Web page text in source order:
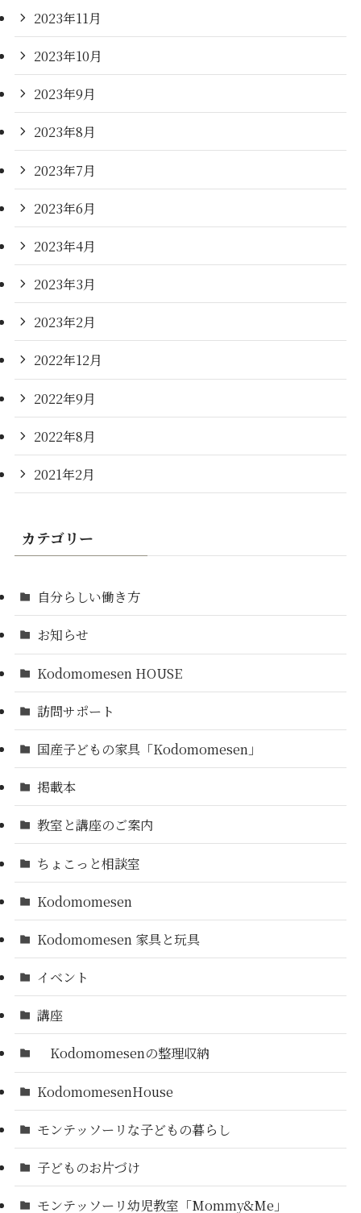
2023年11月
2023年10月
2023年9月
2023年8月
2023年7月
2023年6月
2023年4月
2023年3月
2023年2月
2022年12月
2022年9月
2022年8月
2021年2月
カテゴリー
自分らしい働き方
お知らせ
Kodomomesen HOUSE
訪問サポート
国産子どもの家具「Kodomomesen」
掲載本
教室と講座のご案内
ちょこっと相談室
Kodomomesen
Kodomomesen 家具と玩具
イベント
講座
Kodomomesenの整理収納
KodomomesenHouse
モンテッソーリな子どもの暮らし
子どものお片づけ
モンテッソーリ幼児教室「Mommy&Me」